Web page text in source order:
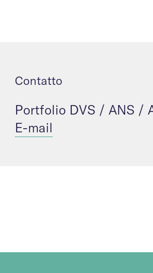
Contatto
Portfolio DVS / ANS /
E-mail